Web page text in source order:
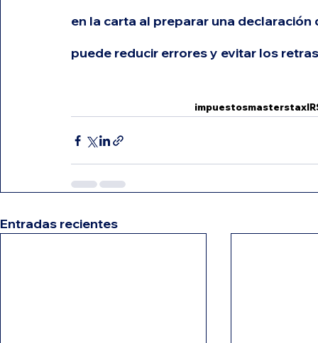
en la carta al preparar una
puede reducir errores y evitar los
impuestosmasterstax
Entradas recientes